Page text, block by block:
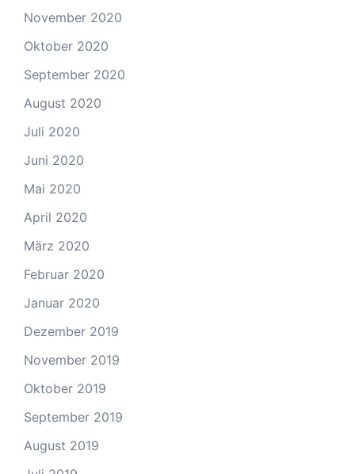
November 2020
Oktober 2020
September 2020
August 2020
Juli 2020
Juni 2020
Mai 2020
April 2020
März 2020
Februar 2020
Januar 2020
Dezember 2019
November 2019
Oktober 2019
September 2019
August 2019